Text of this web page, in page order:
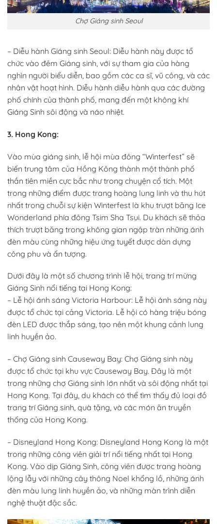
Chợ Giáng sinh Seoul
– Diễu hành Giáng sinh Seoul: Diễu hành này được tổ
chức vào đêm Giáng sinh, với sự tham gia của hàng
nghìn người biểu diễn, bao gồm các ca sĩ, vũ công, và các
nhân vật hoạt hình. Diễu hành diễu hành qua các đường
phố chính của thành phố, mang đến một không khí
Giáng Sinh sôi động và náo nhiệt.
3. Hong Kong:
Vào mùa giáng sinh, lễ hội mùa đông “Winterfest” sẽ
biến trung tâm của Hồng Kông thành một thành phố
thần tiên miền cực bắc như trong chuyện cổ tích. Một
trong những điểm được trang hoàng lung linh và thu hút
nhất trong chuỗi sự kiện Winterfest là khu trượt băng Ice
Wonderland phía đông Tsim Sha Tsui. Du khách sẽ thỏa
thích trượt băng trong không gian ngập tràn những ánh
đèn màu cùng những hiệu ứng tuyết được dàn dựng
công phu và ấn tượng.
Dưới đây là một số chương trình lễ hội, trang trí mừng
Giáng Sinh nổi tiếng tại Hong Kong:
– Lễ hội ánh sáng Victoria Harbour: Lễ hội ánh sáng này
được tổ chức tại cảng Victoria. Lễ hội có hàng triệu bóng
đèn LED được thắp sáng, tạo nên một khung cảnh lung
linh huyền ảo.
– Chợ Giáng sinh Causeway Bay: Chợ Giáng sinh này
được tổ chức tại khu vực Causeway Bay. Đây là một
trong những chợ Giáng sinh lớn nhất và sôi động nhất tại
Hong Kong. Tại đây, du khách có thể tìm thấy đủ loại đồ
trang trí Giáng sinh, quà tặng, và các món ăn truyền
thống của Hong Kong.
– Disneyland Hong Kong: Disneyland Hong Kong là một
trong những công viên giải trí nổi tiếng nhất tại Hong
Kong. Vào dịp Giáng Sinh, công viên được trang hoàng
lộng lẫy với những cây thông Noel khổng lồ, những ánh
đèn màu lung linh huyền ảo, và những màn trình diễn
nghệ thuật đặc sắc.